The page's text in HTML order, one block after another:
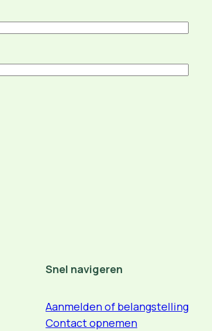
Snel navigeren
Aanmelden of belangstelling
Contact opnemen